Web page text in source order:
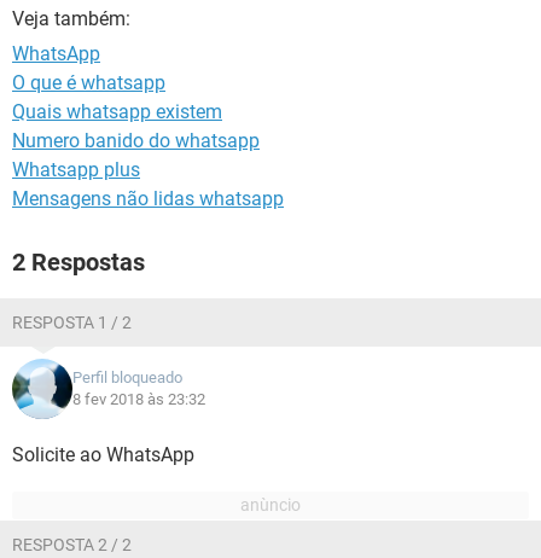
GUIA DE COMPRAS
Veja também:
WhatsApp
O que é whatsapp
Quais whatsapp existem
Numero banido do whatsapp
Whatsapp plus
Mensagens não lidas whatsapp
2 Respostas
RESPOSTA 1 / 2
Perfil bloqueado
8 fev 2018 às 23:32
Solicite ao WhatsApp
RESPOSTA 2 / 2